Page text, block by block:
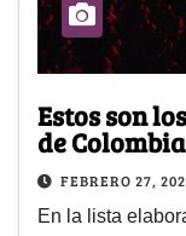
Estos son
de
FEBRERO 27,
En la lista